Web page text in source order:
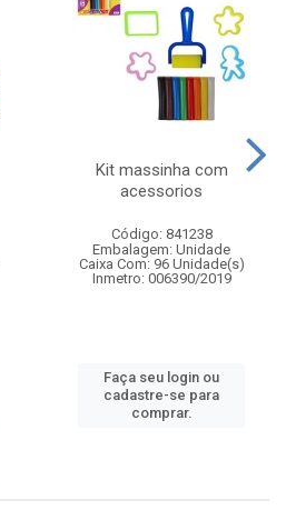
Kit massinha com
acessorios
Código: 841238
Embalagem: Unidade
Caixa Com: 96 Unidade(s)
Inmetro: 006390/2019
Faça seu login ou
cadastre-se para
comprar.